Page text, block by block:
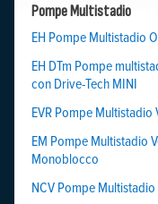
Pompe Multistadio
EH Pompe Multistadio
EH DTm Pompe
con Drive-Tech MINI
EVR Pompe Multistadio
EM Pompe Multistadio
Monoblocco
NCV Pompe